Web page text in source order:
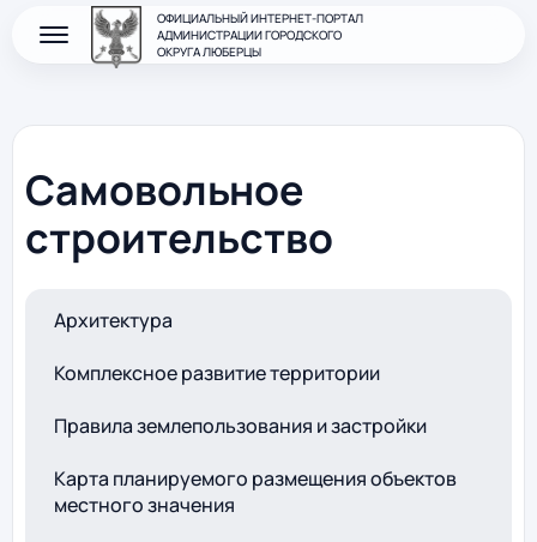
ОФИЦИАЛЬНЫЙ ИНТЕРНЕТ-ПОРТАЛ
АДМИНИСТРАЦИИ ГОРОДСКОГО
ОКРУГА ЛЮБЕРЦЫ
Самовольное
строительство
Архитектура
Комплексное развитие территории
Правила землепользования и застройки
Карта планируемого размещения объектов
местного значения